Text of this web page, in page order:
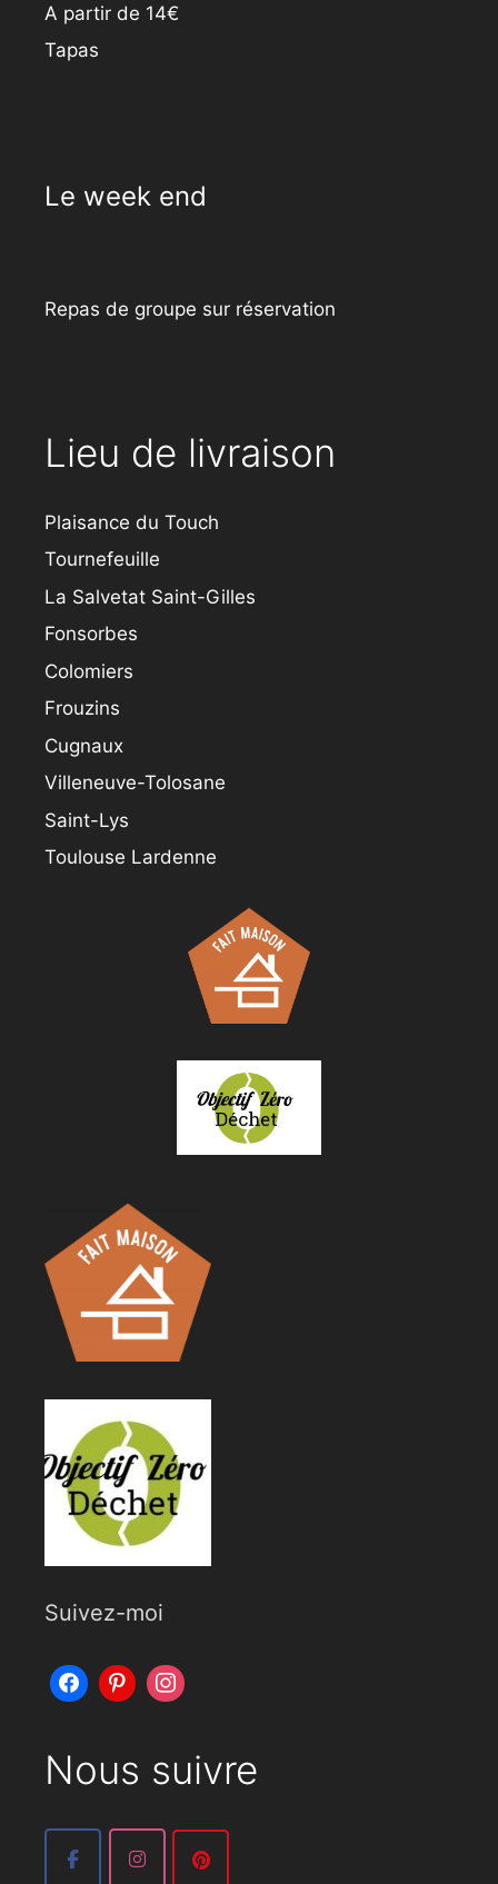
A partir de 14€
Tapas
Le week end
Repas de groupe sur réservation
Lieu de livraison
Plaisance du Touch
Tournefeuille
La Salvetat Saint-Gilles
Fonsorbes
Colomiers
Frouzins
Cugnaux
Villeneuve-Tolosane
Saint-Lys
Toulouse Lardenne
Suivez-moi
Nous suivre